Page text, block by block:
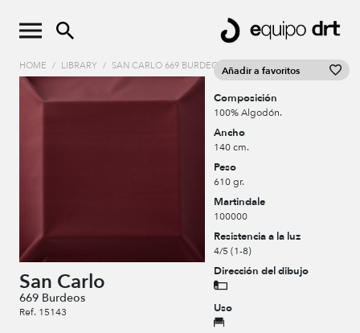
HOME / LIBRARY / SAN CARLO 669 BURDEOS
San Carlo
669 Burdeos
Ref. 15143
Añadir a favoritos
Composición
100% Algodón.
Ancho
140 cm.
Peso
610 gr.
Martindale
100000
Resistencia a la luz
4/5 (1-8)
Dirección del dibujo
Uso